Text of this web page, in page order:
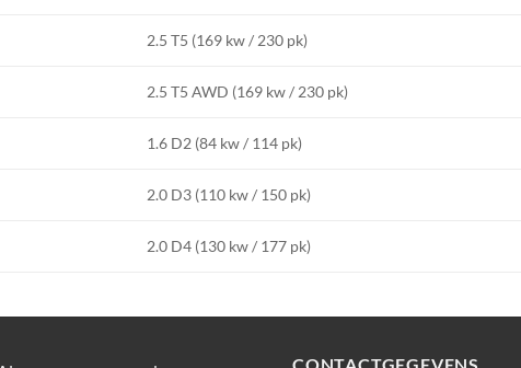
2.5 T5 (169 kw / 230 pk)
2.5 T5 AWD (169 kw / 230 pk)
1.6 D2 (84 kw / 114 pk)
2.0 D3 (110 kw / 150 pk)
2.0 D4 (130 kw / 177 pk)